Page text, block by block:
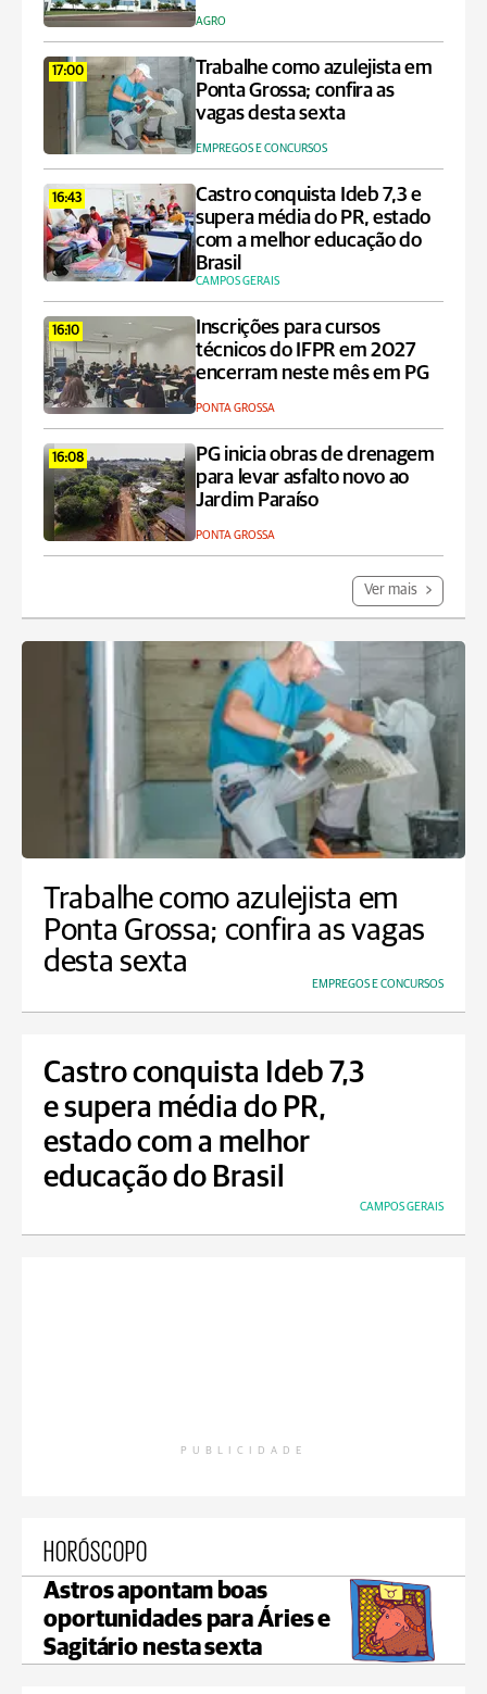
AGRO
17:00
Trabalhe como azulejista em
Ponta Grossa; confira as
vagas desta sexta
EMPREGOS E CONCURSOS
16:43
Castro conquista Ideb 7,3 e
supera média do PR, estado
com a melhor educação do
Brasil
CAMPOS GERAIS
16:10
Inscrições para cursos
técnicos do IFPR em 2027
encerram neste mês em PG
PONTA GROSSA
16:08
PG inicia obras de drenagem
para levar asfalto novo ao
Jardim Paraíso
PONTA GROSSA
Ver mais
Trabalhe como azulejista em
Ponta Grossa; confira as vagas
desta sexta
EMPREGOS E CONCURSOS
Castro conquista Ideb 7,3
e supera média do PR,
estado com a melhor
educação do Brasil
CAMPOS GERAIS
PUBLICIDADE
HORÓSCOPO
Astros apontam boas
oportunidades para Áries e
Sagitário nesta sexta